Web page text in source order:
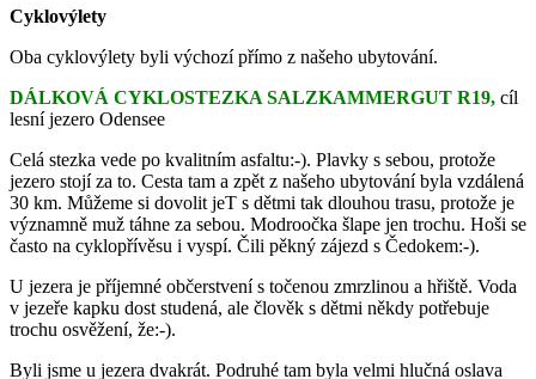
Cyklovýlety
Oba cyklovýlety byli výchozí přímo z našeho ubytování.
DÁLKOVÁ CYKLOSTEZKA SALZKAMMERGUT R19, cíl
lesní jezero Odensee
Celá stezka vede po kvalitním asfaltu:-). Plavky s sebou, protože
jezero stojí za to. Cesta tam a zpět z našeho ubytování byla vzdálená
30 km. Můžeme si dovolit jeT s dětmi tak dlouhou trasu, protože je
významně muž táhne za sebou. Modroočka šlape jen trochu. Hoši se
často na cyklopřívěsu i vyspí. Čili pěkný zájezd s Čedokem:-).
U jezera je příjemné občerstvení s točenou zmrzlinou a hřiště. Voda
v jezeře kapku dost studená, ale člověk s dětmi někdy potřebuje
trochu osvěžení, že:-).
Byli jsme u jezera dvakrát. Podruhé tam byla velmi hlučná oslava